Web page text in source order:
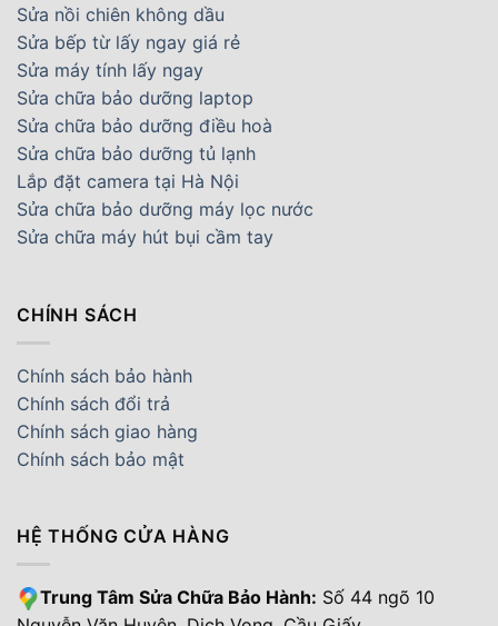
Sửa nồi chiên không dầu
Sửa bếp từ lấy ngay giá rẻ
Sửa máy tính lấy ngay
Sửa chữa bảo dưỡng laptop
Sửa chữa bảo dưỡng điều hoà
Sửa chữa bảo dưỡng tủ lạnh
Lắp đặt camera tại Hà Nội
Sửa chữa bảo dưỡng máy lọc nước
Sửa chữa máy hút bụi cầm tay
CHÍNH SÁCH
Chính sách bảo hành
Chính sách đổi trả
Chính sách giao hàng
Chính sách bảo mật
HỆ THỐNG CỬA HÀNG
Trung Tâm Sửa Chữa Bảo Hành: Số 44 ngõ 10